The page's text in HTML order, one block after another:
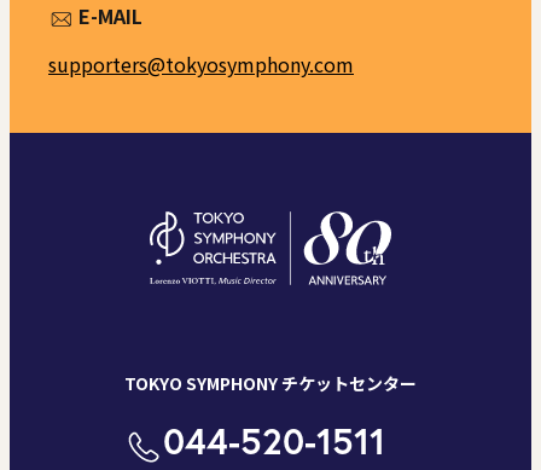
E-MAIL
supporters@tokyosymphony.com
TOKYO SYMPHONY チケットセンター
044-520-1511